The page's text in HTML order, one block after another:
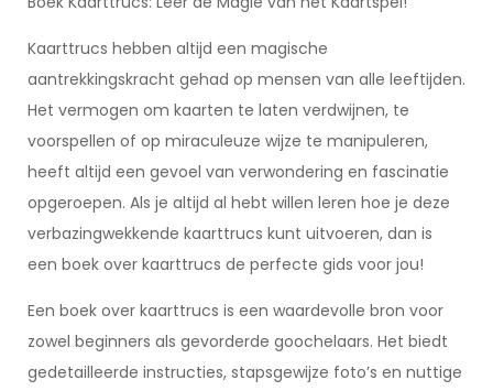
Kaarttrucs hebben altijd een magische
aantrekkingskracht gehad op mensen van alle leeftijden.
Het vermogen om kaarten te laten verdwijnen, te
voorspellen of op miraculeuze wijze te manipuleren,
heeft altijd een gevoel van verwondering en fascinatie
opgeroepen. Als je altijd al hebt willen leren hoe je deze
verbazingwekkende kaarttrucs kunt uitvoeren, dan is
een boek over kaarttrucs de perfecte gids voor jou!
Een boek over kaarttrucs is een waardevolle bron voor
zowel beginners als gevorderde goochelaars. Het biedt
gedetailleerde instructies, stapsgewijze foto’s en nuttige